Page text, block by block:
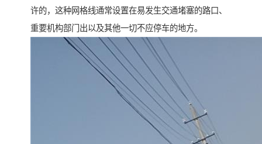
许的，这种网格线通常设置在易发生交通堵塞的路口、
重要机构部门出以及其他一切不应停车的地方。